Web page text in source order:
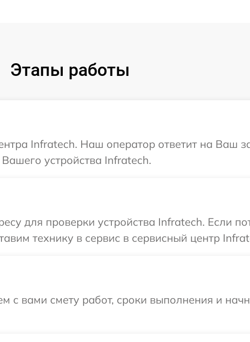
Этапы работы
Infratech. Наш оператор ответит на Ваш
устройства Infratech.
для проверки устройства Infratech. Если
технику в сервис в сервисный центр
с вами смету работ, сроки выполнения и